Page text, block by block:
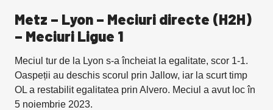
Metz – Lyon – Meciuri directe (H2H)
– Meciuri Ligue 1
Meciul tur de la Lyon s-a încheiat la egalitate, scor 1-1.
Oaspeții au deschis scorul prin Jallow, iar la scurt timp
OL a restabilit egalitatea prin Alvero. Meciul a avut loc în
5 noiembrie 2023.